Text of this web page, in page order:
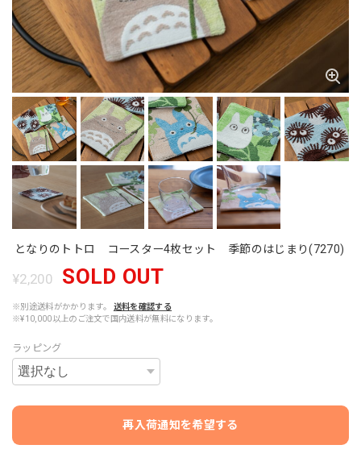
となりのトトロ コースター4枚セット 季節のはじまり(7270)
¥2,200 SOLD OUT
※別途送料がかかります。
送料を確認する
※¥10,000以上のご注文で国内送料が無料になります。
ラッピング
再入荷通知を希望する